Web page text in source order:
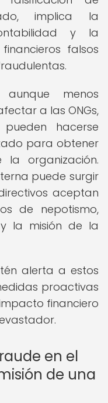
implica la
y la
falsos
menos
a las ONGs,
hacerse
para obtener
organización.
puede surgir
aceptan
de nepotismo,
la misión de la
alerta a estos
proactivas
financiero
en el
de una